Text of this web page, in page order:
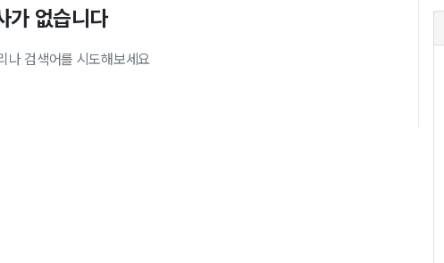
가 없습니다
나 검색어를 시도해보세요